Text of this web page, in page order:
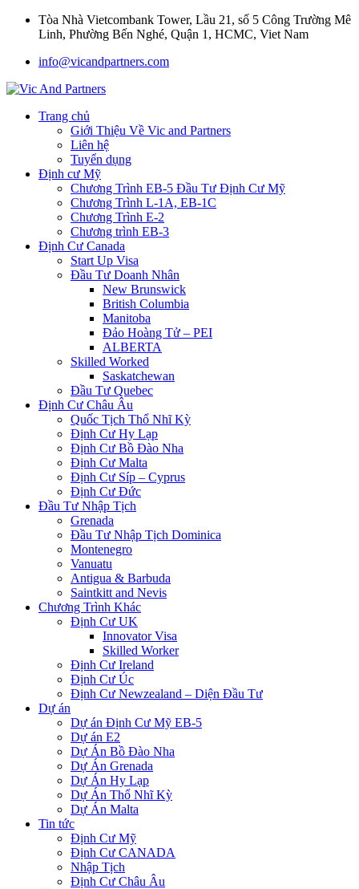
Tòa Nhà Vietcombank Tower, Lầu 21, số 5 Công Trường Mê
Linh, Phường Bến Nghé, Quận 1, HCMC, Viet Nam
info@vicandpartners.com
Trang chủ
Giới Thiệu Về Vic and Partners
Liên hệ
Tuyển dụng
Định cư Mỹ
Chương Trình EB-5 Đầu Tư Định Cư Mỹ
Chương Trình L-1A, EB-1C
Chương Trình E-2
Chương trình EB-3
Định Cư Canada
Start Up Visa
Đầu Tư Doanh Nhân
New Brunswick
British Columbia
Manitoba
Đảo Hoàng Tử – PEI
ALBERTA
Skilled Worked
Saskatchewan
Đầu Tư Quebec
Định Cư Châu Âu
Quốc Tịch Thổ Nhĩ Kỳ
Định Cư Hy Lạp
Định Cư Bồ Đào Nha
Định Cư Malta
Định Cư Síp – Cyprus
Định Cư Đức
Đầu Tư Nhập Tịch
Grenada
Đầu Tư Nhập Tịch Dominica
Montenegro
Vanuatu
Antigua & Barbuda
Saintkitt and Nevis
Chương Trình Khác
Định Cư UK
Innovator Visa
Skilled Worker
Định Cư Ireland
Định Cư Úc
Định Cư Newzealand – Diện Đầu Tư
Dự án
Dự án Định Cư Mỹ EB-5
Dự án E2
Dự Án Bồ Đào Nha
Dự Án Grenada
Dự Án Hy Lạp
Dự Án Thổ Nhĩ Kỳ
Dự Án Malta
Tin tức
Định Cư Mỹ
Định Cư CANADA
Nhập Tịch
Định Cư Châu Âu